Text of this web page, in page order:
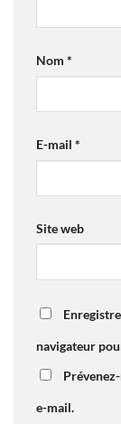
Nom *
E-mail *
Site web
navigateur
e-mail.